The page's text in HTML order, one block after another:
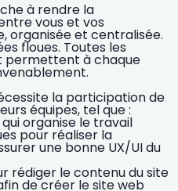
à rendre la
vous et vos
organisée et centralisée.
floues. Toutes les
permettent à chaque
la participation de
équipes, tel que :
qui organise le travail
pour réaliser la
une bonne UX/UI du
rédiger le contenu du site
de créer le site web